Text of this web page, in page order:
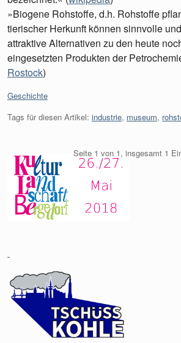
»Biogene Rohstoffe, d.h. Rohstoffe
tierischer Herkunft können sinnvolle
attraktive Alternativen zu den heute
eingesetzten Produkten der
Rostock)
Kategorien:
Geschichte
Tags für diesen Artikel: industrie, museum,
Seite 1 von 1, insgesamt 1